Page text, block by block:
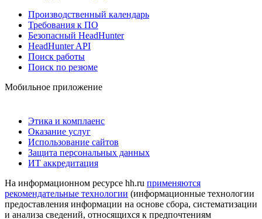
Производственный календарь
Требования к ПО
Безопасный HeadHunter
HeadHunter API
Поиск работы
Поиск по резюме
Мобильное приложение
Этика и комплаенс
Оказание услуг
Использование сайтов
Защита персональных данных
ИТ аккредитация
На информационном ресурсе hh.ru применяются
рекомендательные технологии (информационные технологии
предоставления информации на основе сбора, систематизации
и анализа сведений, относящихся к предпочтениям